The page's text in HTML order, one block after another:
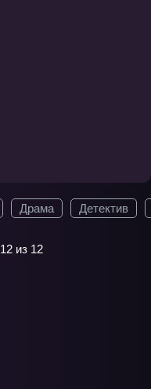
Драма Детектив
12 из 12